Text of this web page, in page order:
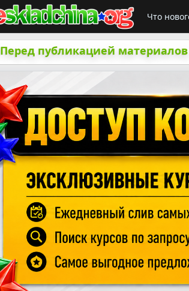
Что
Перед публикацией